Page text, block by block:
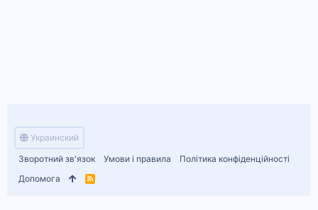
Украинский
Зворотний зв'язок
Умови і правила
Політика конфіденційності
Допомога
R